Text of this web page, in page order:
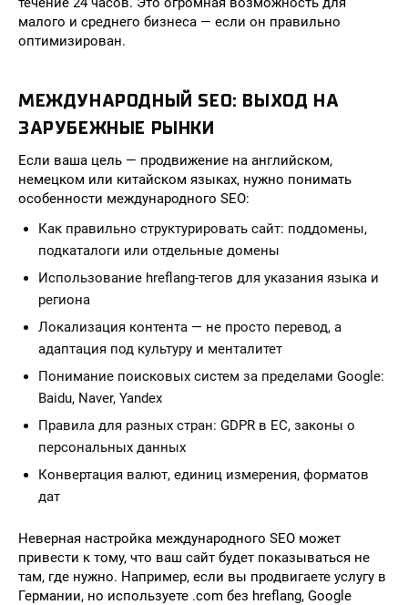
малого и среднего бизнеса — если он правильно
оптимизирован.
МЕЖДУНАРОДНЫЙ SEO: ВЫХОД НА
ЗАРУБЕЖНЫЕ РЫНКИ
Если ваша цель — продвижение на английском,
немецком или китайском языках, нужно понимать
особенности международного SEO:
Как правильно структурировать сайт: поддомены,
подкаталоги или отдельные домены
Использование hreflang-тегов для указания языка и
региона
Локализация контента — не просто перевод, а
адаптация под культуру и менталитет
Понимание поисковых систем за пределами Google:
Baidu, Naver, Yandex
Правила для разных стран: GDPR в ЕС, законы о
персональных данных
Конвертация валют, единиц измерения, форматов
дат
Неверная настройка международного SEO может
привести к тому, что ваш сайт будет показываться не
там, где нужно. Например, если вы продвигаете услугу в
Германии, но используете .com без hreflang, Google